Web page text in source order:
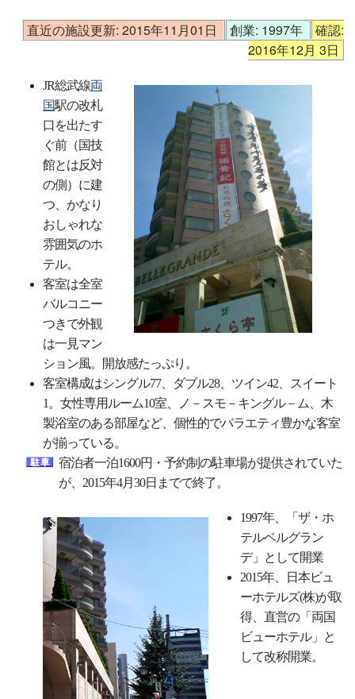
直近の施設更新: 2015年11月01日 創業: 1997年
確認:
2016年12月 3日
JR総武線両
国駅の改札
口を出たす
ぐ前（国技
館とは反対
の側）に建
つ、かなり
おしゃれな
雰囲気のホ
テル。
客室は全室
バルコニー
つきで外観
は一見マン
ション風。開放感たっぷり。
客室構成はシングル77、ダブル28、ツイン42、スイート
1。女性専用ルーム10室、ノ－スモ－キングル－ム、木
製浴室のある部屋など、個性的でバラエティ豊かな客室
が揃っている。
宿泊者一泊1600円・予約制の駐車場が提供されていた
が、2015年4月30日までで終了。
1997年、「ザ・ホ
テルベルグラン
デ」として開業
2015年、日本ビュ
ーホテルズ(株)が取
得、直営の「両国
ビューホテル」と
して改称開業。